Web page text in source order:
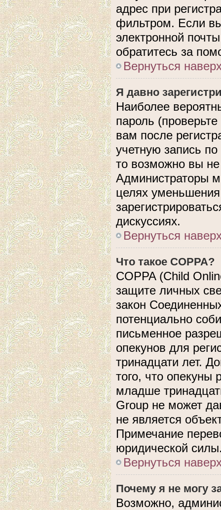
адрес при
фильтром. Если
электронной
обратитесь за
Вернуться
Я давно
Наиболее
пароль
вам после
учетную запись
то возможно вы
Администраторы
целях
дискуссиях.
Вернуться
Что такое COPPA?
COPPA (Child
защите личных
закон
потенциально
письменное
опекунов для
тринадцати лет.
того, что опекуны
младше
Group не может
не является
Примечание
юридической
Вернуться
Почему я не могу
Возможно,